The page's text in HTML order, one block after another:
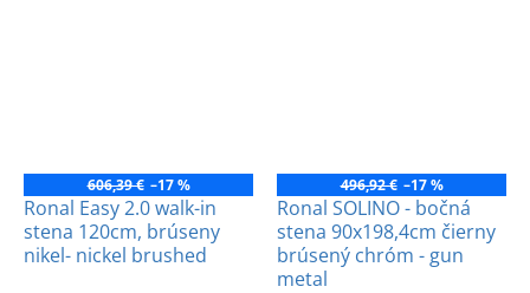
606,39 € –17 %
Ronal Easy 2.0 walk-in
stena 120cm, brúseny
nikel- nickel brushed
496,92 € –17 %
Ronal SOLINO - bočná
stena 90x198,4cm čierny
brúsený chróm - gun
metal